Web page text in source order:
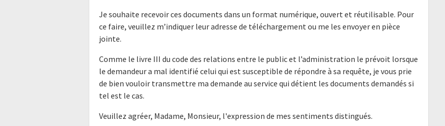
Je souhaite recevoir ces documents dans un format numérique, ouvert et réutilisable. Pour
ce faire, veuillez m’indiquer leur adresse de téléchargement ou me les envoyer en pièce
jointe.
Comme le livre III du code des relations entre le public et l’administration le prévoit lorsque
le demandeur a mal identifié celui qui est susceptible de répondre à sa requête, je vous prie
de bien vouloir transmettre ma demande au service qui détient les documents demandés si
tel est le cas.
Veuillez agréer, Madame, Monsieur, l'expression de mes sentiments distingués.